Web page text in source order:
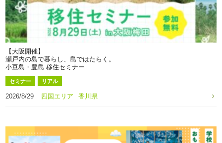
【大阪開催】
瀬戸内の島で暮らし、島ではたらく。
小豆島・豊島 移住セミナー
セミナー リアル
2026/8/29 四国エリア 香川県